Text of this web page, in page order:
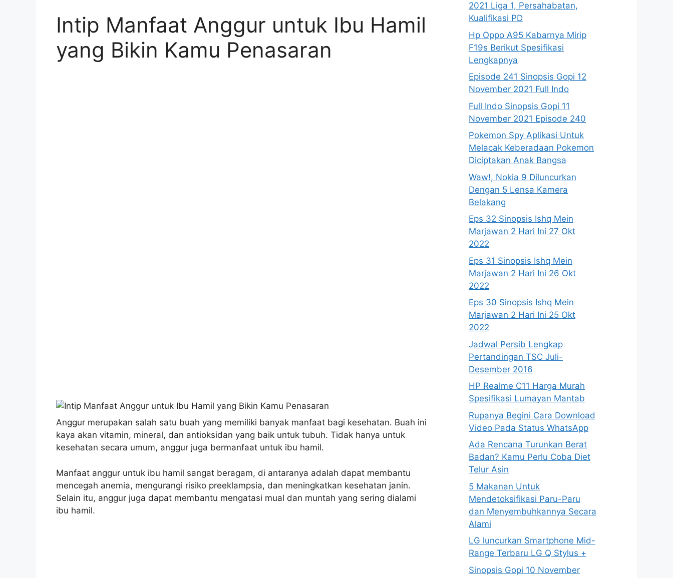
Intip Manfaat Anggur untuk Ibu Hamil
yang Bikin Kamu Penasaran
Anggur merupakan salah satu buah yang memiliki banyak manfaat bagi kesehatan. Buah ini
kaya akan vitamin, mineral, dan antioksidan yang baik untuk tubuh. Tidak hanya untuk
kesehatan secara umum, anggur juga bermanfaat untuk ibu hamil.
Manfaat anggur untuk ibu hamil sangat beragam, di antaranya adalah dapat membantu
mencegah anemia, mengurangi risiko preeklampsia, dan meningkatkan kesehatan janin.
Selain itu, anggur juga dapat membantu mengatasi mual dan muntah yang sering dialami
ibu hamil.
2021 Liga 1, Persahabatan,
Kualifikasi PD
Hp Oppo A95 Kabarnya Mirip
F19s Berikut Spesifikasi
Lengkapnya
Episode 241 Sinopsis Gopi 12
November 2021 Full Indo
Full Indo Sinopsis Gopi 11
November 2021 Episode 240
Pokemon Spy Aplikasi Untuk
Melacak Keberadaan Pokemon
Diciptakan Anak Bangsa
Waw!, Nokia 9 Diluncurkan
Dengan 5 Lensa Kamera
Belakang
Eps 32 Sinopsis Ishq Mein
Marjawan 2 Hari Ini 27 Okt
2022
Eps 31 Sinopsis Ishq Mein
Marjawan 2 Hari Ini 26 Okt
2022
Eps 30 Sinopsis Ishq Mein
Marjawan 2 Hari Ini 25 Okt
2022
Jadwal Persib Lengkap
Pertandingan TSC Juli-
Desember 2016
HP Realme C11 Harga Murah
Spesifikasi Lumayan Mantab
Rupanya Begini Cara Download
Video Pada Status WhatsApp
Ada Rencana Turunkan Berat
Badan? Kamu Perlu Coba Diet
Telur Asin
5 Makanan Untuk
Mendetoksifikasi Paru-Paru
dan Menyembuhkannya Secara
Alami
LG luncurkan Smartphone Mid-
Range Terbaru LG Q Stylus +
Sinopsis Gopi 10 November